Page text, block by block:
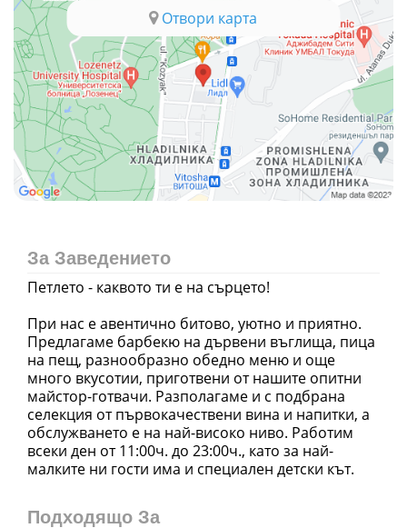
Отвори карта
За Заведението
Петлето - каквото ти е на сърцето!
При нас е авентично битово, уютно и приятно.
Предлагаме барбекю на дървени въглища, пица
на пещ, разнообразно обедно меню и още
много вкусотии, приготвени от нашите опитни
майстор-готвачи. Разполагаме и с подбрана
селекция от първокачествени вина и напитки, а
обслужването е на най-високо ниво. Работим
всеки ден от 11:00ч. до 23:00ч., като за най-
малките ни гости има и специален детски кът.
Подходящо За